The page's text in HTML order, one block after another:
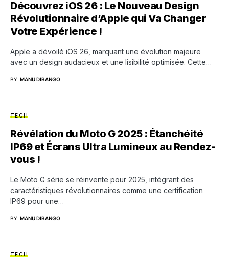
Découvrez iOS 26 : Le Nouveau Design
Révolutionnaire d’Apple qui Va Changer
Votre Expérience !
Apple a dévoilé iOS 26, marquant une évolution majeure
avec un design audacieux et une lisibilité optimisée. Cette…
BY MANU DIBANGO
TECH
Révélation du Moto G 2025 : Étanchéité
IP69 et Écrans Ultra Lumineux au Rendez-
vous !
Le Moto G série se réinvente pour 2025, intégrant des
caractéristiques révolutionnaires comme une certification
IP69 pour une…
BY MANU DIBANGO
TECH